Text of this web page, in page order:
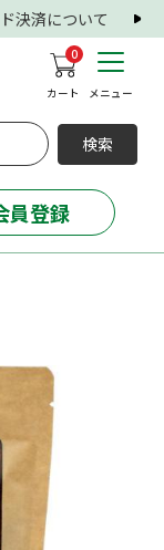
決済について
0
カート メニュー
検索
員登録